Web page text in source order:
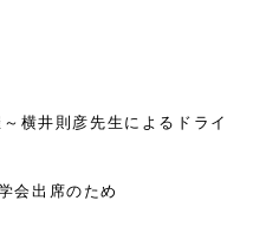
横井則彦先生によるドライ
会出席のため